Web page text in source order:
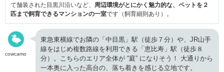
て舗装された目黒川沿いなど、 周辺環境がとにかく魅力的な、ペットを２
匹まで飼育できるマンションの一室です（飼育細則あり）。
cowcamo
東急東横線でお隣の「中目黒」駅（徒歩７分）や、JR山手
線をはじめ複数路線を利用できる「恵比寿」駅（徒歩８
分）。こちらのエリア全体が “庭” になりそう！ 大通りから
一本奥に入った高台の、落ち着きを感じる立地です。